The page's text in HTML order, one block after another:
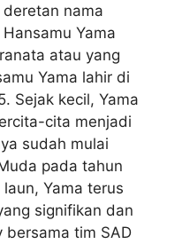
nama
Yama
atau yang
Yama lahir di
Sejak kecil, Yama
cita menjadi
sudah mulai
pada tahun
Yama terus
signifikan dan
bersama tim SAD